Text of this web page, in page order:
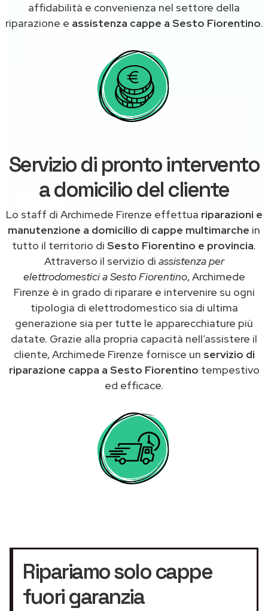
affidabilità e convenienza nel settore della
riparazione e assistenza cappe a Sesto Fiorentino.
Servizio di pronto intervento
a domicilio del cliente
Lo staff di Archimede Firenze effettua riparazioni e
manutenzione a domicilio di cappe multimarche in
tutto il territorio di Sesto Fiorentino e provincia.
Attraverso il servizio di assistenza per
elettrodomestici a Sesto Fiorentino, Archimede
Firenze è in grado di riparare e intervenire su ogni
tipologia di elettrodomestico sia di ultima
generazione sia per tutte le apparecchiature più
datate. Grazie alla propria capacità nell’assistere il
cliente, Archimede Firenze fornisce un servizio di
riparazione cappa a Sesto Fiorentino tempestivo
ed efficace.
Ripariamo solo cappe
fuori garanzia